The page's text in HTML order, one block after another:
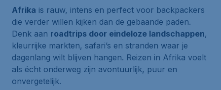
Afrika is rauw, intens en perfect voor backpackers
die verder willen kijken dan de gebaande paden.
Denk aan roadtrips door eindeloze landschappen,
kleurrijke markten, safari’s en stranden waar je
dagenlang wilt blijven hangen. Reizen in Afrika voelt
als écht onderweg zijn avontuurlijk, puur en
onvergetelijk.